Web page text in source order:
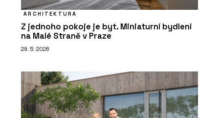
ARCHITEKTURA
Z jednoho pokoje je byt. Miniaturní bydlení
na Malé Straně v Praze
29. 5. 2026